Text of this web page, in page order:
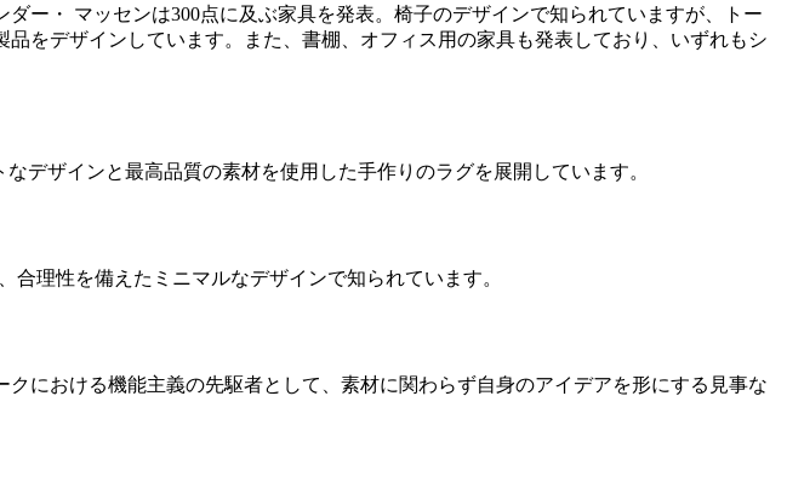
ー・ マッセンは300点に及ぶ家具を発表。椅子のデザインで知られていますが、トー
をデザインしています。また、書棚、オフィス用の家具も発表しており、いずれもシ
デザインと最高品質の素材を使用した手作りのラグを展開しています。
理性を備えたミニマルなデザインで知られています。
における機能主義の先駆者として、素材に関わらず自身のアイデアを形にする見事な